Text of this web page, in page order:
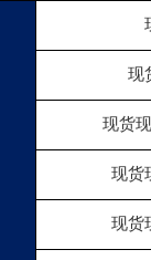
现
现货
现货
现货